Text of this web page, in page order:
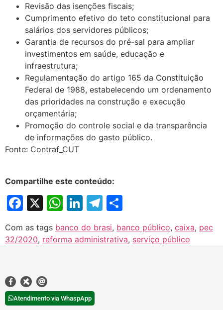
Revisão das isenções fiscais;
Cumprimento efetivo do teto constitucional para
salários dos servidores públicos;
Garantia de recursos do pré-sal para ampliar
investimentos em saúde, educação e
infraestrutura;
Regulamentação do artigo 165 da Constituição
Federal de 1988, estabelecendo um ordenamento
das prioridades na construção e execução
orçamentária;
Promoção do controle social e da transparência
de informações do gasto público.
Fonte: Contraf_CUT
Compartilhe este conteúdo:
Facebook
X WhatsApp
LinkedIn
Telegram
Com as tags banco do brasi, banco público, caixa, pec
32/2020, reforma administrativa, serviço público
Atendimento via WhaspApp